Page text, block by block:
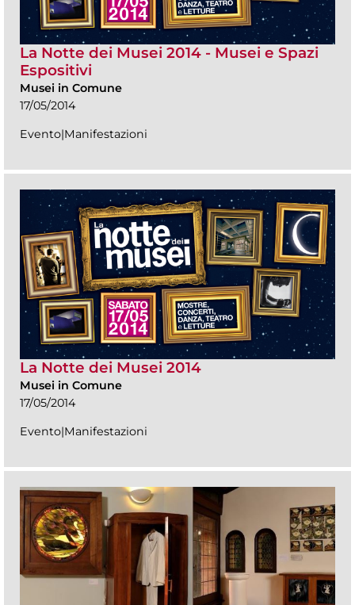
La Notte dei Musei 2014 - Musei e Spazi
Espositivi
Musei in Comune
17/05/2014
Evento|Manifestazioni
La Notte dei Musei 2014
Musei in Comune
17/05/2014
Evento|Manifestazioni